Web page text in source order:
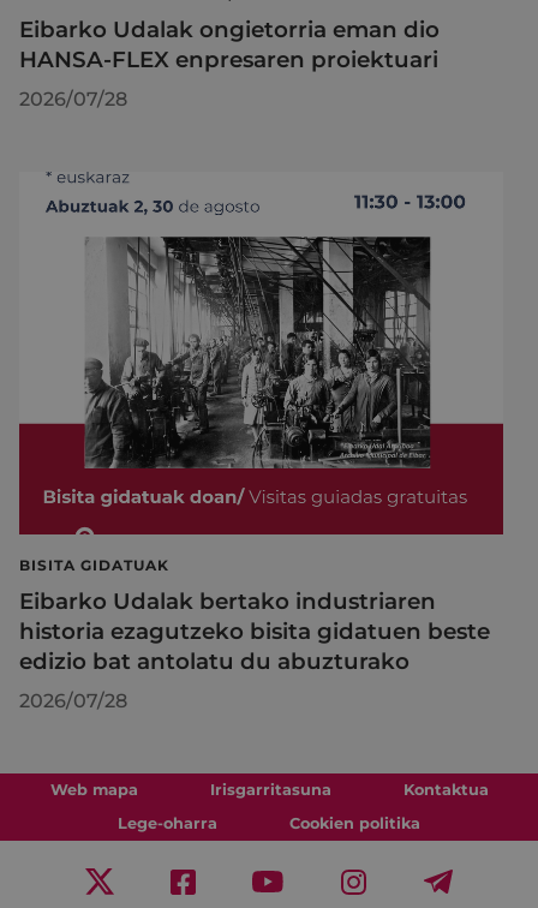
Eibarko Udalak ongietorria eman dio
HANSA-FLEX enpresaren proiektuari
2026/07/28
BISITA GIDATUAK
Eibarko Udalak bertako industriaren
historia ezagutzeko bisita gidatuen beste
edizio bat antolatu du abuzturako
2026/07/28
Web mapa Irisgarritasuna
Kontaktua
Lege-oharra
Cookien politika